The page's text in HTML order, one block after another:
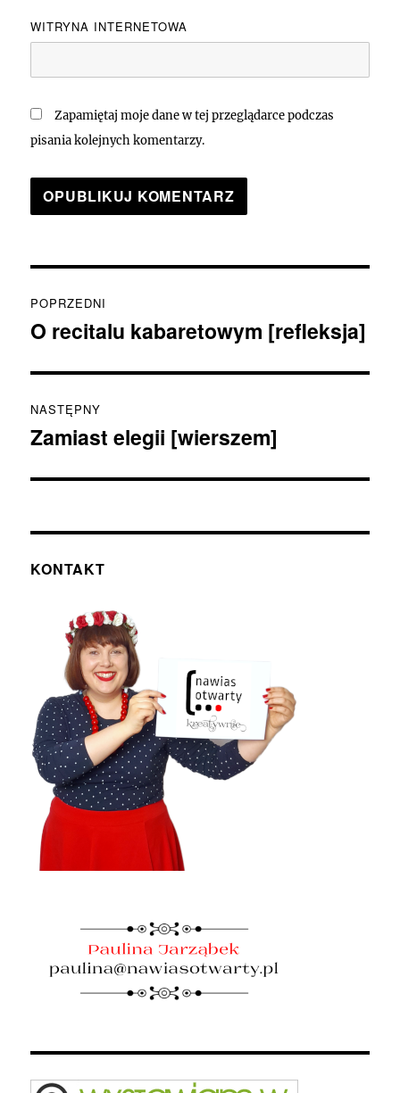
WITRYNA INTERNETOWA
Zapamiętaj moje dane w tej przeglądarce podczas
pisania kolejnych komentarzy.
wpisu
POPRZEDNI
Poprzedni
O recitalu kabaretowym [refleksja]
NASTĘPNY
Następny
Zamiast elegii [wierszem]
KONTAKT